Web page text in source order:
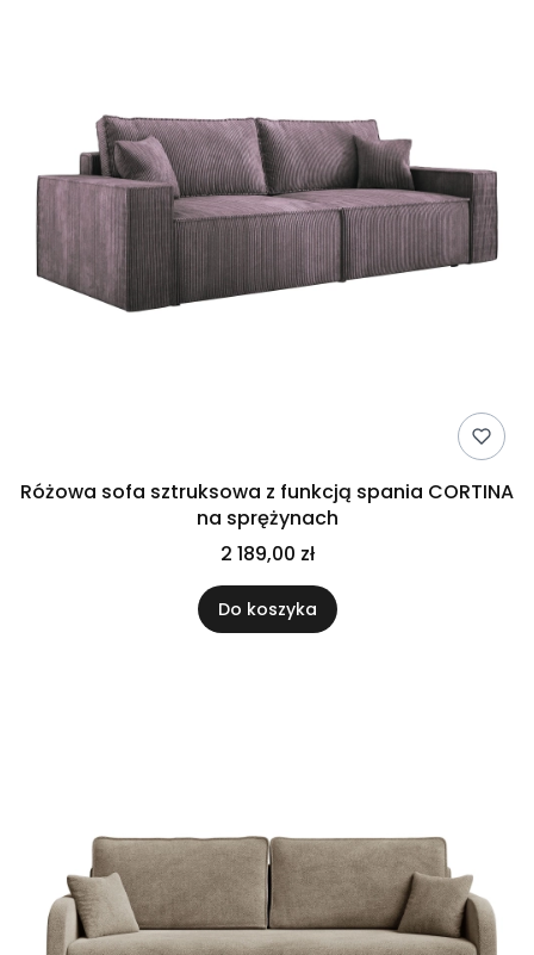
Różowa sofa sztruksowa z funkcją spania CORTINA
na sprężynach
2 189,00 zł
Do koszyka